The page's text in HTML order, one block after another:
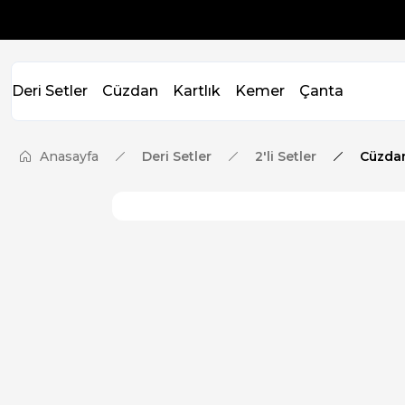
Deri Setler Cüzdan Kartlık Kemer Çanta
Anasayfa Deri Setler 2'li Setler